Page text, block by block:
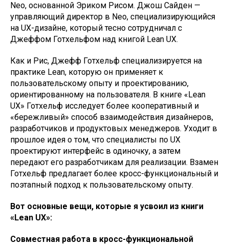
Neo, основанной Эриком Рисом. Джош Сайден —
управляющий директор в Neo, специализирующийся
на UX-дизайне, который тесно сотрудничал с
Джеффом Готхельфом над книгой Lean UX.
Как и Рис, Джефф Готхельф специализируется на
практике Lean, которую он применяет к
пользовательскому опыту и проектированию,
ориентированному на пользователя. В книге «Lean
UX» Готхельф исследует более кооперативный и
«бережливый» способ взаимодействия дизайнеров,
разработчиков и продуктовых менеджеров. Уходит в
прошлое идея о том, что специалисты по UX
проектируют интерфейс в одиночку, а затем
передают его разработчикам для реализации. Взамен
Готхельф предлагает более кросс-функциональный и
поэтапный подход к пользовательскому опыту.
Вот основные вещи, которые я усвоил из книги
«Lean UX»:
Совместная работа в кросс-функциональной